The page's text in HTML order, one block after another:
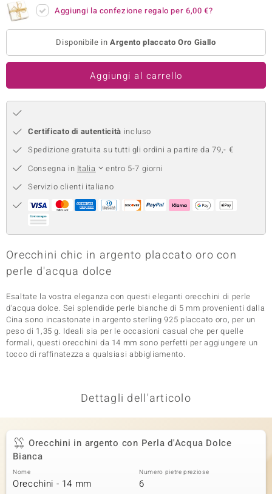
by de Melo
Classics
Aggiungi la confezione regalo per6,00 €?
Disponibile inArgento placcato Oro Giallo
Aggiungi al carrello
Certificato di autenticità incluso
Spedizione gratuita su tutti gli ordini a partire da 79,- €
Consegna in Italia
entro 5-7 giorni
Servizio clienti italiano
Orecchini chic in argento placcato oro con
perle d'acqua dolce
Esaltate la vostra eleganza con questi eleganti orecchini di perle
d'acqua dolce. Sei splendide perle bianche di 5 mm provenienti dalla
Cina sono incastonate in argento sterling 925 placcato oro, per un
peso di 1,35 g. Ideali sia per le occasioni casual che per quelle
formali, questi orecchini da 14 mm sono perfetti per aggiungere un
tocco di raffinatezza a qualsiasi abbigliamento.
Dettagli dell'articolo
Orecchini in argento con Perla d'Acqua Dolce
Bianca
Nome
Orecchini - 14 mm
Numero pietre preziose
6